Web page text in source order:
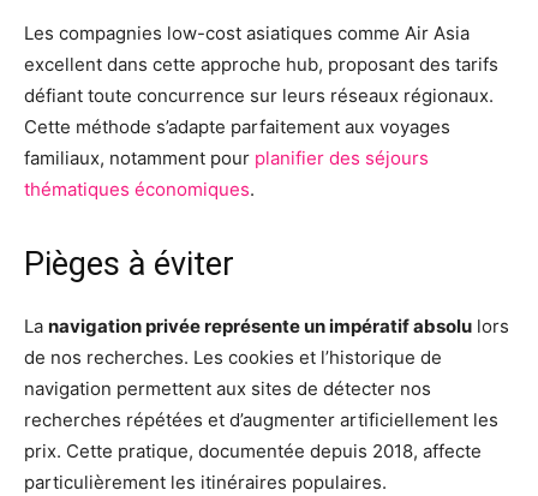
Les compagnies low-cost asiatiques comme Air Asia
excellent dans cette approche hub, proposant des tarifs
défiant toute concurrence sur leurs réseaux régionaux.
Cette méthode s’adapte parfaitement aux voyages
familiaux, notamment pour planifier des séjours
thématiques économiques.
Pièges à éviter
La navigation privée représente un impératif absolu lors
de nos recherches. Les cookies et l’historique de
navigation permettent aux sites de détecter nos
recherches répétées et d’augmenter artificiellement les
prix. Cette pratique, documentée depuis 2018, affecte
particulièrement les itinéraires populaires.